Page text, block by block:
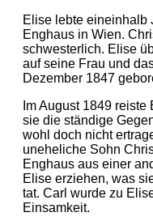
Elise lebte eineinhalb
Enghaus in Wien.
schwesterlich. Elise
auf seine Frau und
Dezember 1847
Im August 1849
sie die ständige
wohl doch nicht
uneheliche Sohn
Enghaus aus einer
Elise erziehen, was
tat. Carl wurde zu
Einsamkeit.